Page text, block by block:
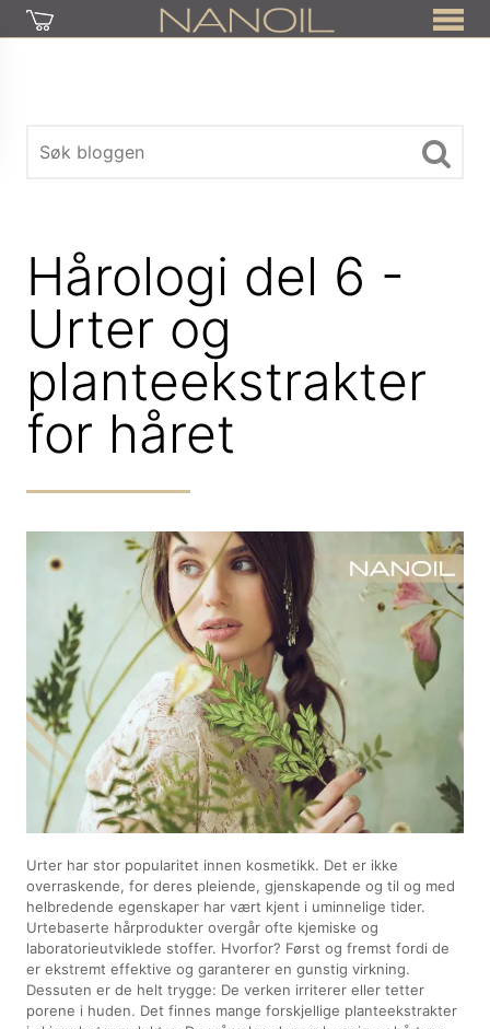
Hårologi del 6 -
Urter og
planteekstrakter
for håret
Urter har stor popularitet innen kosmetikk. Det er ikke
overraskende, for deres pleiende, gjenskapende og til og med
helbredende egenskaper har vært kjent i uminnelige tider.
Urtebaserte hårprodukter overgår ofte kjemiske og
laboratorieutviklede stoffer. Hvorfor? Først og fremst fordi de
er ekstremt effektive og garanterer en gunstig virkning.
Dessuten er de helt trygge: De verken irriterer eller tetter
porene i huden. Det finnes mange forskjellige planteekstrakter